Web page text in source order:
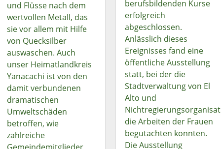
und Flüsse nach dem
wertvollen Metall, das
sie vor allem mit Hilfe
von Quecksilber
auswaschen. Auch
unser Heimatlandkreis
Yanacachi ist von den
damit verbundenen
dramatischen
Umweltschäden
betroffen, wie
zahlreiche
Gemeindemitglieder
berufsbildenden Kurse
erfolgreich
abgeschlossen.
Anlässlich dieses
Ereignisses fand eine
öffentliche Ausstellung
statt, bei der die
Stadtverwaltung von El
Alto und
die Arbeiten der Frauen
begutachten konnten.
Die Ausstellung